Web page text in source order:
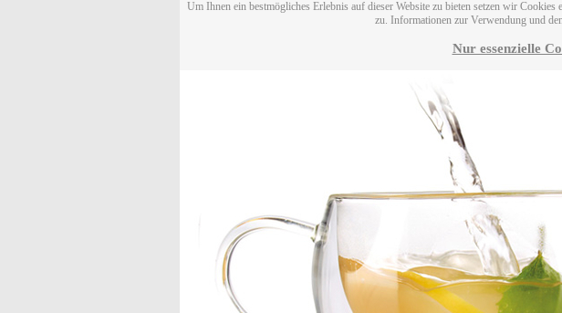
Um Ihnen ein bestmögliches Erlebnis auf dieser Website zu bieten setzen wir
zu. Informationen zur Verwendung und
Nur essenzielle